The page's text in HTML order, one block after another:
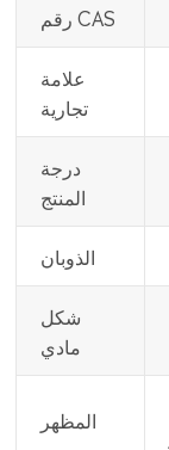
رقم CAS
علامة
تجارية
درجة
المنتج
الذوبان
شكل
مادي
المظهر